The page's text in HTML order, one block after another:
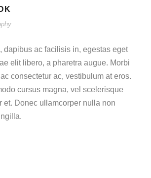
dapibus ac facilisis in, egestas eget
elit libero, a pharetra augue. Morbi
consectetur ac, vestibulum at eros.
cursus magna, vel scelerisque
et. Donec ullamcorper nulla non